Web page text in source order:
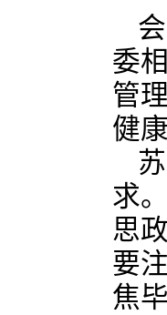
委
管
健
求
思
要
焦